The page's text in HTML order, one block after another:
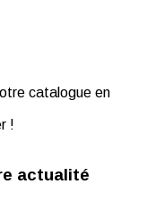
catalogue en
!
actualité